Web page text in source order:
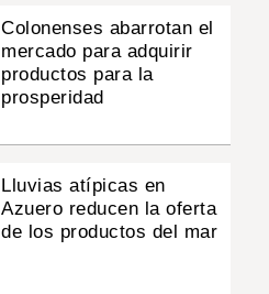
Colonenses abarrotan el
mercado para adquirir
productos para la
prosperidad
Lluvias atípicas en
Azuero reducen la oferta
de los productos del mar